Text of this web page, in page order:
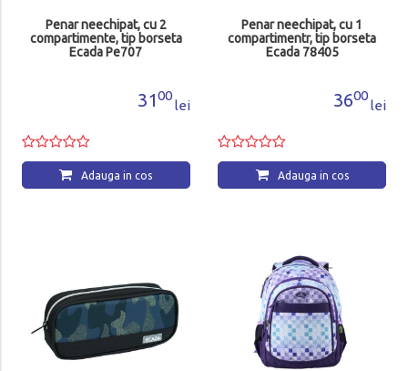
Penar neechipat, cu 2
compartimente, tip borseta
Ecada Pe707
3100
lei
Adauga in cos
Penar neechipat, cu 1
compartimentr, tip borseta
Ecada 78405
3600
lei
Adauga in cos